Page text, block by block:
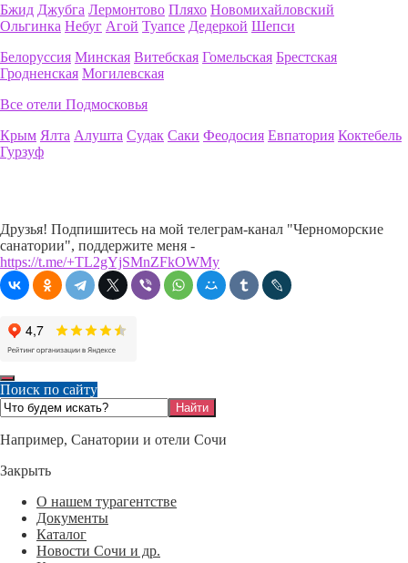
Бжид Джубга Лермонтово Пляхо Новомихайловский
Ольгинка Небуг Агой Туапсе Дедеркой Шепси
Белоруссия Минская Витебская Гомельская Брестская
Гродненская Могилевская
Все отели Подмосковья
Крым Ялта Алушта Судак Саки Феодосия Евпатория Коктебель
Гурзуф
Друзья! Подпишитесь на мой телеграм-канал "Черноморские
санатории", поддержите меня -
https://t.me/+TL2gYjSMnZFkOWMy
Поиск по сайту
Например, Санатории и отели Сочи
Закрыть
О нашем турагентстве
Документы
Каталог
Новости Сочи и др.